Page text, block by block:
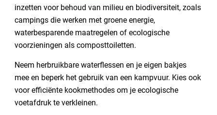
inzetten voor behoud van milieu en biodiversiteit, zoals
campings die werken met groene energie,
waterbesparende maatregelen of ecologische
voorzieningen als composttoiletten.
Neem herbruikbare waterflessen en je eigen bakjes
mee en beperk het gebruik van een kampvuur. Kies ook
voor efficiënte kookmethodes om je ecologische
voetafdruk te verkleinen.